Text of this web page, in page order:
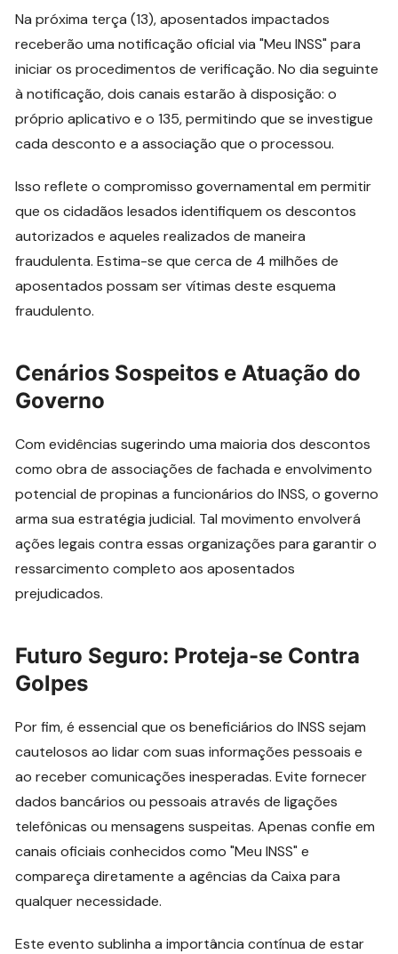
Na próxima terça (13), aposentados impactados
receberão uma notificação oficial via "Meu INSS" para
iniciar os procedimentos de verificação. No dia seguinte
à notificação, dois canais estarão à disposição: o
próprio aplicativo e o 135, permitindo que se investigue
cada desconto e a associação que o processou.
Isso reflete o compromisso governamental em permitir
que os cidadãos lesados identifiquem os descontos
autorizados e aqueles realizados de maneira
fraudulenta. Estima-se que cerca de 4 milhões de
aposentados possam ser vítimas deste esquema
fraudulento.
Cenários Sospeitos e Atuação do
Governo
Com evidências sugerindo uma maioria dos descontos
como obra de associações de fachada e envolvimento
potencial de propinas a funcionários do INSS, o governo
arma sua estratégia judicial. Tal movimento envolverá
ações legais contra essas organizações para garantir o
ressarcimento completo aos aposentados
prejudicados.
Futuro Seguro: Proteja-se Contra
Golpes
Por fim, é essencial que os beneficiários do INSS sejam
cautelosos ao lidar com suas informações pessoais e
ao receber comunicações inesperadas. Evite fornecer
dados bancários ou pessoais através de ligações
telefônicas ou mensagens suspeitas. Apenas confie em
canais oficiais conhecidos como "Meu INSS" e
compareça diretamente a agências da Caixa para
qualquer necessidade.
Este evento sublinha a importância contínua de estar